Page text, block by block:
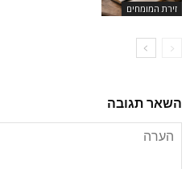
זירת המומחים
השאר תגובה